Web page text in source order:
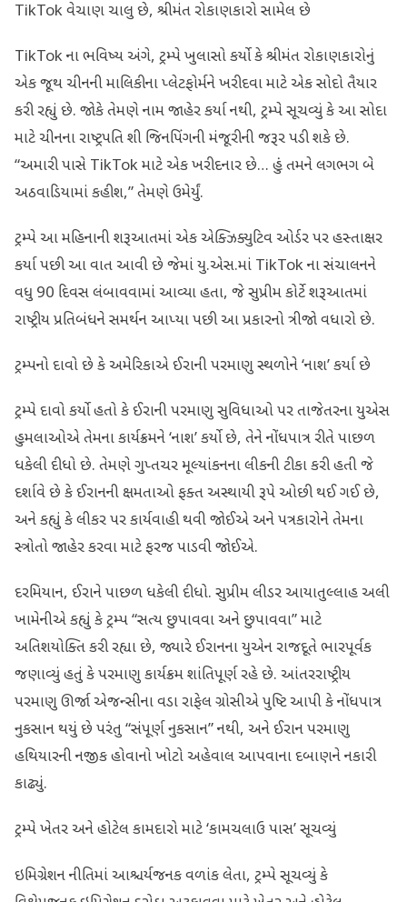
TikTok વેચાણ ચાલુ છે, શ્રીમંત રોકાણકારો સામેલ છે
TikTok ના ભવિષ્ય અંગે, ટ્રમ્પે ખુલાસો કર્યો કે શ્રીમંત રોકાણકારોનું
એક જૂથ ચીનની માલિકીના પ્લેટફોર્મને ખરીદવા માટે એક સોદો તૈયાર
કરી રહ્યું છે. જોકે તેમણે નામ જાહેર કર્યા નથી, ટ્રમ્પે સૂચવ્યું કે આ સોદા
માટે ચીનના રાષ્ટ્રપતિ શી જિનપિંગની મંજૂરીની જરૂર પડી શકે છે.
“અમારી પાસે TikTok માટે એક ખરીદનાર છે… હું તમને લગભગ બે
અઠવાડિયામાં કહીશ,” તેમણે ઉમેર્યું.
ટ્રમ્પે આ મહિનાની શરૂઆતમાં એક એક્ઝિક્યુટિવ ઓર્ડર પર હસ્તાક્ષર
કર્યા પછી આ વાત આવી છે જેમાં યુ.એસ.માં TikTok ના સંચાલનને
વધુ 90 દિવસ લંબાવવામાં આવ્યા હતા, જે સુપ્રીમ કોર્ટે શરૂઆતમાં
રાષ્ટ્રીય પ્રતિબંધને સમર્થન આપ્યા પછી આ પ્રકારનો ત્રીજો વધારો છે.
ટ્રમ્પનો દાવો છે કે અમેરિકાએ ઈરાની પરમાણુ સ્થળોને ‘નાશ’ કર્યા છે
ટ્રમ્પે દાવો કર્યો હતો કે ઈરાની પરમાણુ સુવિધાઓ પર તાજેતરના યુએસ
હુમલાઓએ તેમના કાર્યક્રમને ‘નાશ’ કર્યો છે, તેને નોંધપાત્ર રીતે પાછળ
ધકેલી દીધો છે. તેમણે ગુપ્તચર મૂલ્યાંકનના લીકની ટીકા કરી હતી જે
દર્શાવે છે કે ઈરાનની ક્ષમતાઓ ફક્ત અસ્થાયી રૂપે ઓછી થઈ ગઈ છે,
અને કહ્યું કે લીકર પર કાર્યવાહી થવી જોઈએ અને પત્રકારોને તેમના
સ્ત્રોતો જાહેર કરવા માટે ફરજ પાડવી જોઈએ.
દરમિયાન, ઈરાને પાછળ ધકેલી દીધો. સુપ્રીમ લીડર આયાતુલ્લાહ અલી
ખામેનીએ કહ્યું કે ટ્રમ્પ “સત્ય છુપાવવા અને છુપાવવા” માટે
અતિશયોક્તિ કરી રહ્યા છે, જ્યારે ઈરાનના યુએન રાજદૂતે ભારપૂર્વક
જણાવ્યું હતું કે પરમાણુ કાર્યક્રમ શાંતિપૂર્ણ રહે છે. આંતરરાષ્ટ્રીય
પરમાણુ ઊર્જા એજન્સીના વડા રાફેલ ગ્રોસીએ પુષ્ટિ આપી કે નોંધપાત્ર
નુકસાન થયું છે પરંતુ “સંપૂર્ણ નુકસાન” નથી, અને ઈરાન પરમાણુ
હથિયારની નજીક હોવાનો ખોટો અહેવાલ આપવાના દબાણને નકારી
કાઢ્યું.
ટ્રમ્પે ખેતર અને હોટેલ કામદારો માટે ‘કામચલાઉ પાસ’ સૂચવ્યું
ઇમિગ્રેશન નીતિમાં આશ્ચર્યજનક વળાંક લેતા, ટ્રમ્પે સૂચવ્યું કે